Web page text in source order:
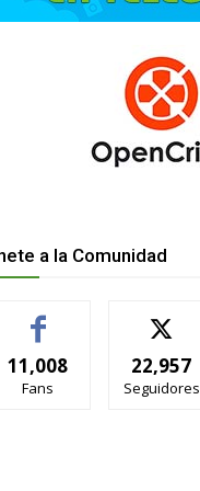
a la Comunidad
11,008
Fans
22,957
Seguidores